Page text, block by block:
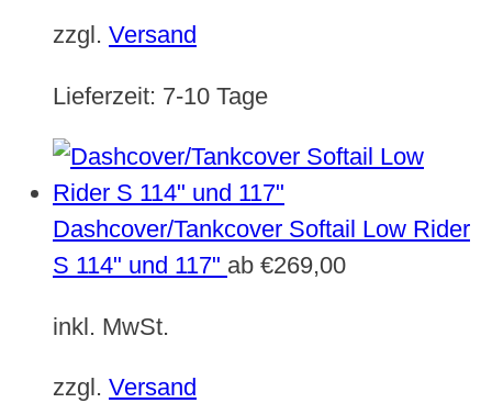
zzgl. Versand
Lieferzeit: 7-10 Tage
Dashcover/Tankcover Softail Low Rider
S 114" und 117" ab €269,00
inkl. MwSt.
zzgl. Versand